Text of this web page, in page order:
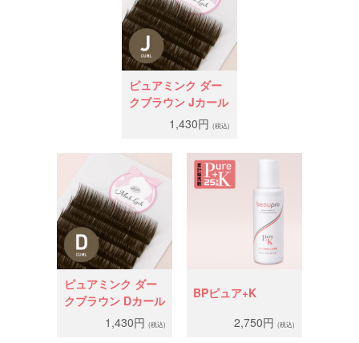
ピュアミンク ダー
クブラウン Jカール
1,430円(税込)
ピュアミンク ダー
クブラウン Dカール
1,430円 (税込)
BPピュア+K
2,750円(税込)